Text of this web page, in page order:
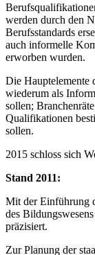
werden durch den
Berufsstandards
auch informelle
erworben wurden.
Die Hauptelemente
wiederum als
sollen;
Qualifikationen
sollen.
2015 schloss sich
Stand 2011:
Mit der Einführung
des
präzisiert.
Zur Planung der